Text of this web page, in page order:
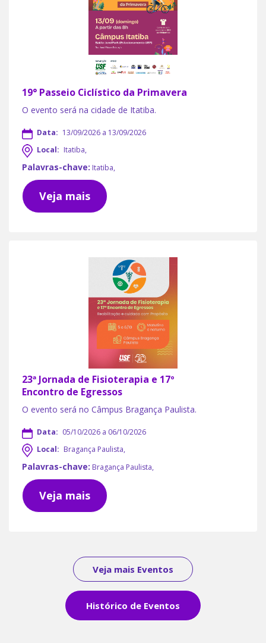
19° Passeio Ciclístico da Primavera
O evento será na cidade de Itatiba.
Data: 13/09/2026 a 13/09/2026
Local: Itatiba,
Palavras-chave: Itatiba,
Veja mais
23ª Jornada de Fisioterapia e 17º
Encontro de Egressos
O evento será no Câmpus Bragança Paulista.
Data: 05/10/2026 a 06/10/2026
Local: Bragança Paulista,
Palavras-chave: Bragança Paulista,
Veja mais
Veja mais Eventos
Histórico de Eventos